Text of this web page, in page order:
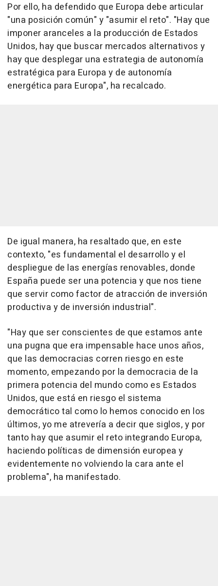
Por ello, ha defendido que Europa debe articular
"una posición común" y "asumir el reto". "Hay que
imponer aranceles a la producción de Estados
Unidos, hay que buscar mercados alternativos y
hay que desplegar una estrategia de autonomía
estratégica para Europa y de autonomía
energética para Europa", ha recalcado.
De igual manera, ha resaltado que, en este
contexto, "es fundamental el desarrollo y el
despliegue de las energías renovables, donde
España puede ser una potencia y que nos tiene
que servir como factor de atracción de inversión
productiva y de inversión industrial".
"Hay que ser conscientes de que estamos ante
una pugna que era impensable hace unos años,
que las democracias corren riesgo en este
momento, empezando por la democracia de la
primera potencia del mundo como es Estados
Unidos, que está en riesgo el sistema
democrático tal como lo hemos conocido en los
últimos, yo me atrevería a decir que siglos, y por
tanto hay que asumir el reto integrando Europa,
haciendo políticas de dimensión europea y
evidentemente no volviendo la cara ante el
problema", ha manifestado.